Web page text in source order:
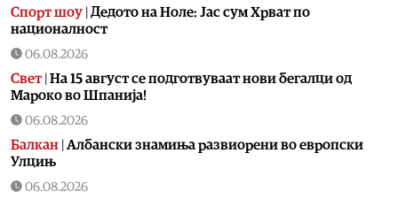
Спорт шоу Дедото на Ноле: Јас сум Хрват по
националност
06.08.2026
Свет| На 15 август се подготвуваат нови бегалци од
Мароко во Шпанија!
06.08.2026
Балкан Албански знамиња развиорени во европски
Улцињ
06.08.2026